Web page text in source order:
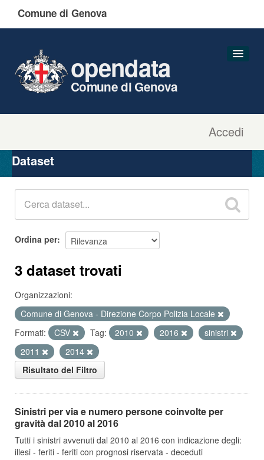
Comune di Genova
Accedi
opendata
Comune di Genova
Organizzazioni
Gruppi
Dataset
Ordina per
3 dataset trovati
Organizzazioni:
Comune di Genova - Direzione Corpo Polizia Locale
Formati:
CSV Tag: 2010 2016
sinistri
2011
2014
Risultato del Filtro
Sinistri per via e numero persone coinvolte per
gravità dal 2010 al 2016
Tutti i sinistri avvenuti dal 2010 al 2016 con indicazione degli:
illesi - feriti - feriti con prognosi riservata - deceduti